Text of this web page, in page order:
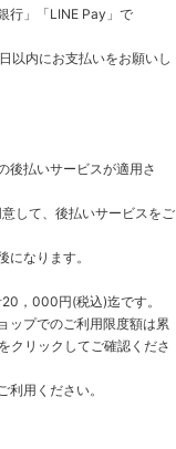
行」「LINE Pay」で
以内にお支払いをお願いし
後払いサービスが適用さ
意して、後払いサービスをご
なります。
，000円(税込)迄です。
ップでのご利用限度額は累
クリックしてご確認くださ
用ください。